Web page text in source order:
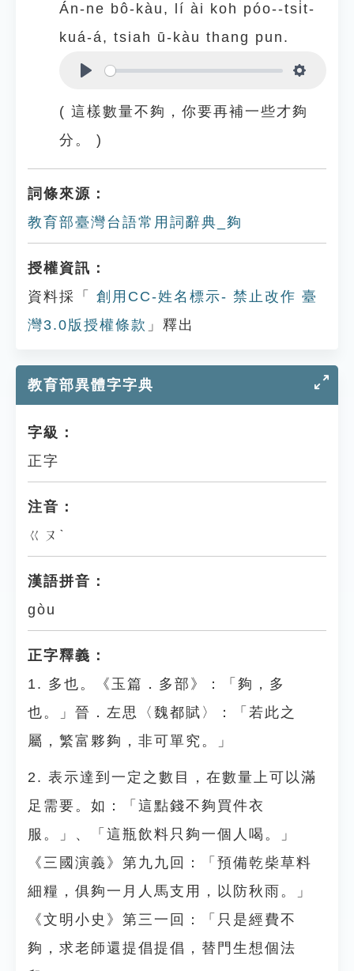
Án-ne bô-kàu, lí ài koh póo--tsi̍t-
kuá-á, tsiah ū-kàu thang pun.
( 這樣數量不夠，你要再補一些才夠
分。 )
詞條來源：
教育部臺灣台語常用詞辭典_夠
授權資訊：
資料採「
創用CC-姓名標示- 禁止改作 臺
灣3.0版授權條款 」釋出
教育部異體字字典
字級：
正字
注音：
ㄍㄡˋ
漢語拼音：
gòu
正字釋義：
1. 多也。《玉篇．多部》：「夠，多
也。」晉．左思〈魏都賦〉：「若此之
屬，繁富夥夠，非可單究。」
2. 表示達到一定之數目，在數量上可以滿
足需要。如：「這點錢不夠買件衣
服。」、「這瓶飲料只夠一個人喝。」
《三國演義》第九九回：「預備乾柴草料
細糧，俱夠一月人馬支用，以防秋雨。」
《文明小史》第三一回：「只是經費不
夠，求老師還提倡提倡，替門生想個法